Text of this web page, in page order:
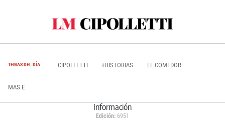
TEMAS DEL DÍA CIPOLLETTI +HISTORIAS EL COMEDOR
MAS E
Información
Edición: 6951